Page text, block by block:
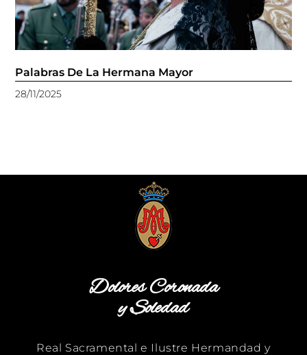
Palabras De La Hermana Mayor
28/11/2025
Dolores Coronada
y Soledad
Real Sacramental e Ilustre Hermandad y